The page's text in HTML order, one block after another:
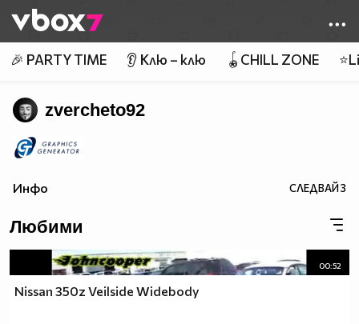
👾
🎉 PARTY TIME 👂 Клю – клю 🪀CHILL ZONE
zvercheto92
Инфо СЛЕДВАЙ3
Любими
00:52
Nissan 350z Veilside Widebody